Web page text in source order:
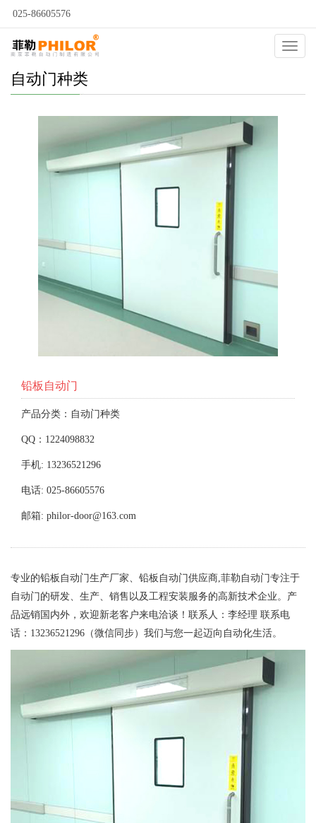
025-86605576
自动门种类
铅板自动门
产品分类：自动门种类
QQ：1224098832
手机: 13236521296
电话: 025-86605576
邮箱: philor-door@163.com
专业的铅板自动门生产厂家、铅板自动门供应商,菲勒自动门专注于
自动门的研发、生产、销售以及工程安装服务的高新技术企业。产
品远销国内外，欢迎新老客户来电洽谈！联系人：李经理 联系电
话：13236521296（微信同步）我们与您一起迈向自动化生活。